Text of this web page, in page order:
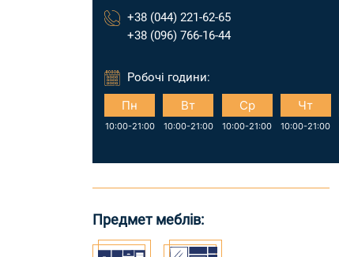
+38 (044) 221-62-65
+38 (096) 766-16-44
Робочі години:
Пн
10:00-21:00
Вт
10:00-21:00
Ср
10:00-21:00
Чт
10:00-21:00
Предмет меблів: